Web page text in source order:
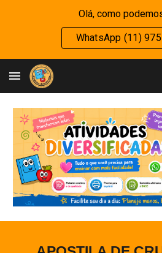
Olá, como
WhatsApp (11)